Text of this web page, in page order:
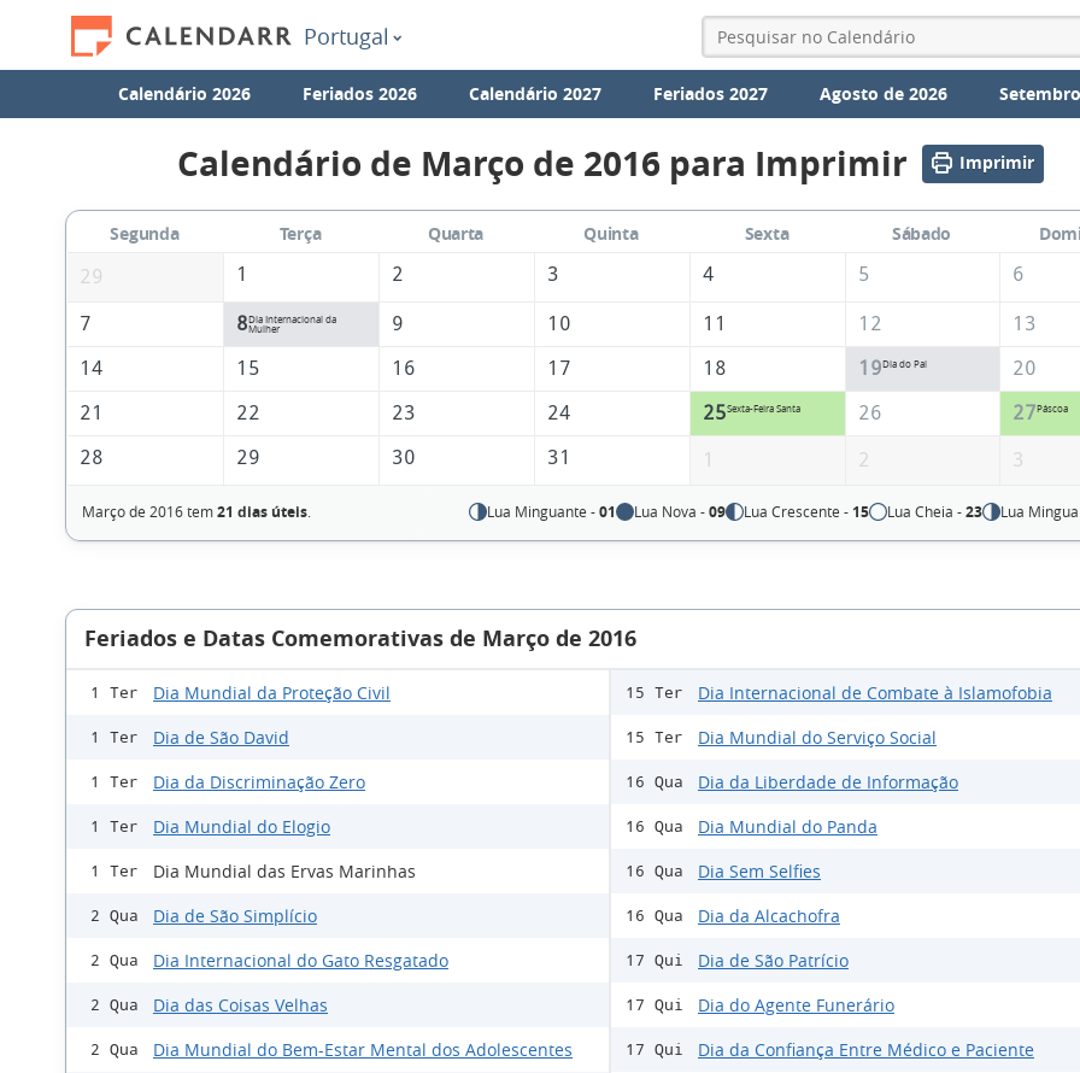
Portugal
Calendário 2026 Feriados 2026 Calendário 2027 Feriados 2027 Agosto de 2026
Calendário de Março de 2016 para Imprimir Imprimir
Segunda Terça Quarta Quinta Sexta Sábado
29
1 2 3 4 5 6
7 8Dia Internacional da
Mulher
9 10 11 12
13
14
15 16 17 18 19Dia do Pai
20
21
22 23 24 25Sexta-Feira Santa 26 27Páscoa
28 29 30 31 1 2 3
Março de 2016 tem21 dias úteis. Lua Minguante -01 Lua Nova -09 Lua Crescente - 15 Lua Cheia -23 Lua
Feriados e Datas Comemorativas de Março de 2016
1 Ter Dia Mundial da Proteção Civil
1 Ter Dia de São David
1 Ter Dia da Discriminação Zero
1 Ter Dia Mundial do Elogio
1 Ter Dia Mundial das Ervas Marinhas
2 Qua Dia de São Simplício
2 Qua Dia Internacional do Gato Resgatado
2 Qua Dia das Coisas Velhas
2 Qua Dia Mundial do Bem-Estar Mental dos Adolescentes
15 Ter Dia Internacional de Combate à Islamofobia
15 Ter Dia Mundial do Serviço Social
16 Qua Dia da Liberdade de Informação
16 Qua Dia Mundial do Panda
16 Qua Dia Sem Selfies
16 Qua Dia da Alcachofra
17 Qui Dia de São Patrício
17 Qui Dia do Agente Funerário
17 Qui Dia da Confiança Entre Médico e Paciente